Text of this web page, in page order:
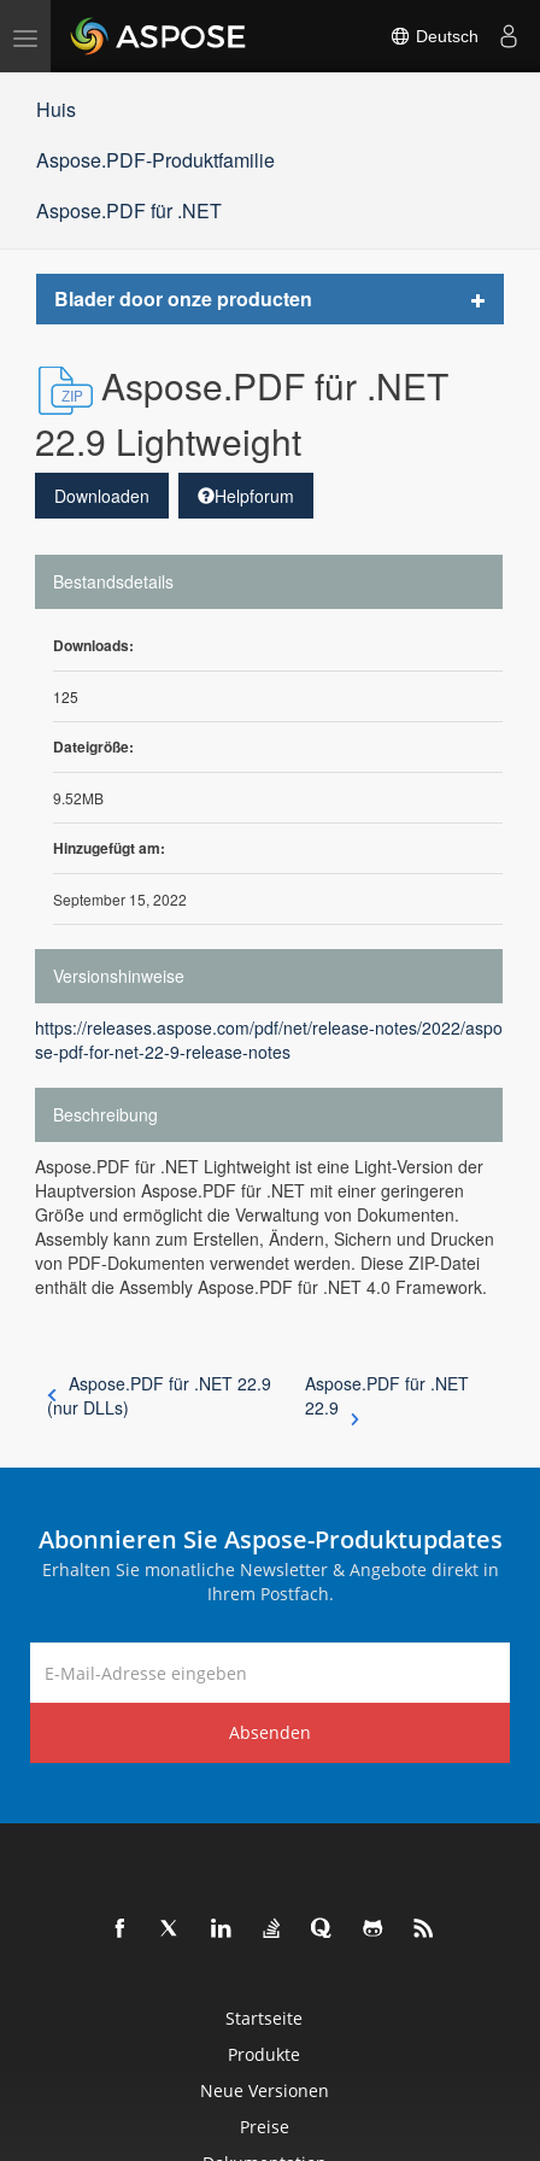
Navigation
umschalten
Deutsch
Huis
Aspose.PDF-Produktfamilie
Aspose.PDF für .NET
Blader door onze producten
Toggle
Aspose.PDF für .NET
22.9 Lightweight
Downloaden Helpforum
Bestandsdetails
Downloads:
125
Dateigröße:
9.52MB
Hinzugefügt am:
September 15, 2022
Versionshinweise
https://releases.aspose.com/pdf/net/release-notes/2022/aspo
se-pdf-for-net-22-9-release-notes
Beschreibung
Aspose.PDF für .NET Lightweight ist eine Light-Version der
Hauptversion Aspose.PDF für .NET mit einer geringeren
Größe und ermöglicht die Verwaltung von Dokumenten.
Assembly kann zum Erstellen, Ändern, Sichern und Drucken
von PDF-Dokumenten verwendet werden. Diese ZIP-Datei
enthält die Assembly Aspose.PDF für .NET 4.0 Framework.
Aspose.PDF für .NET 22.9
(nur DLLs)
Aspose.PDF für .NET
22.9
Abonnieren Sie Aspose-Produktupdates
Erhalten Sie monatliche Newsletter & Angebote direkt in
Ihrem Postfach.
Absenden
Startseite
Produkte
Neue Versionen
Preise